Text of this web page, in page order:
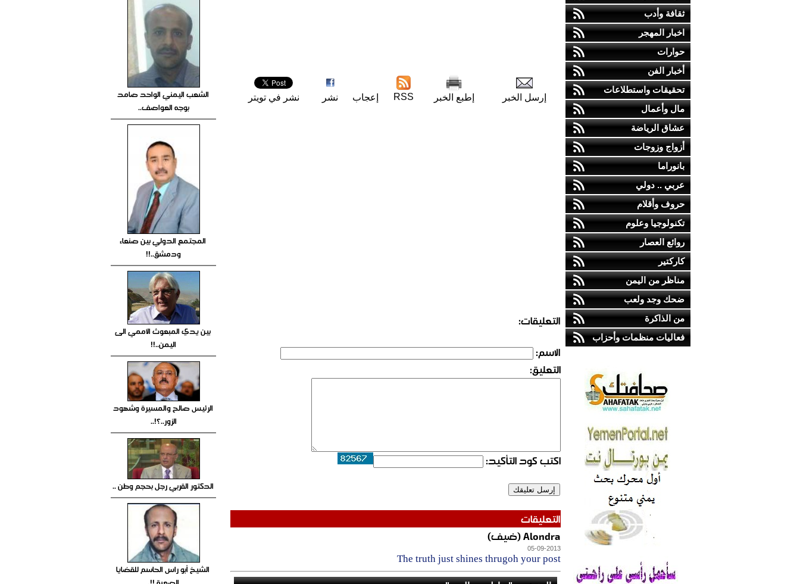
ثقافة وأدب
اخبار المهجر
حوارات
أخبار الفن
تحقيقات واستطلاعات
مال وأعمال
عشاق الرياضة
أزواج وزوجات
بانوراما
عربي .. دولي
حروف وأقلام
تكنولوجيا وعلوم
روائع العصار
كاركتير
مناظر من اليمن
ضحك وجد ولعب
من الذاكرة
فعاليات منظمات وأحزاب
إرسل الخبر إطبع الخبر RSS إعجاب نشر نشر في تويتر
التعليقات:
الاسم:
التعليق:
اكتب كود التأكيد:
التعليقات
Alondra (ضيف)
05-09-2013
The truth just shines thrugoh your post
الشعب اليمني الواحد صامد
بوجه العواصف..
المجتمع الدولي بين صنعاء
ودمشق..!!
بين يدي المبعوث الأممي الى
اليمن..!!
الرئيس صالح والمسيرة وشهود
الزور..؟!..
الدكتور القربي رجل بحجم وطن ..
الشيخ أبو راس الحاسم للقضايا